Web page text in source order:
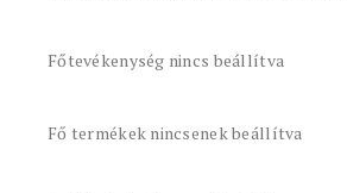
Főtevékenység nincs beállítva
Fő termékek nincsenek beállítva